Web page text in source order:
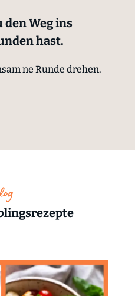
den Weg ins
hast.
ne Runde drehen.